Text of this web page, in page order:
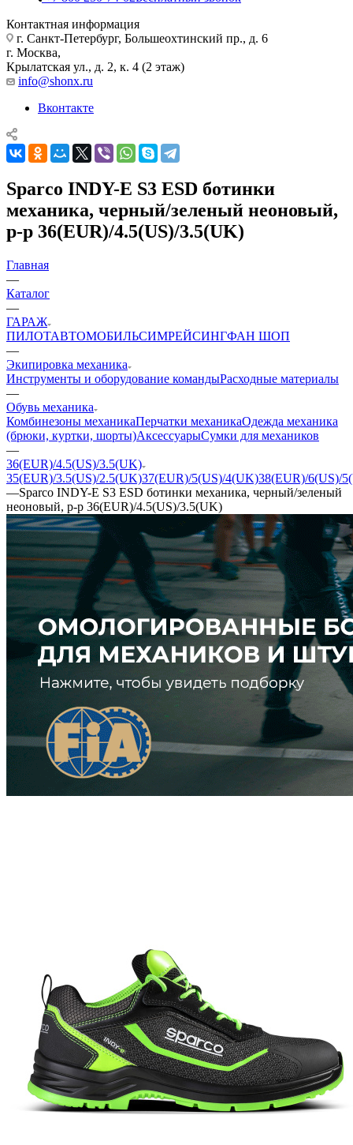
Контактная информация
г. Санкт-Петербург, Большеохтинский пр., д. 6
г. Москва,
Крылатская ул., д. 2, к. 4 (2 этаж)
info@shonx.ru
Вконтакте
Sparco INDY-E S3 ESD ботинки
механика, черный/зеленый неоновый,
р-р 36(EUR)/4.5(US)/3.5(UK)
Главная
—
Каталог
—
ГАРАЖ
ПИЛОТАВТОМОБИЛЬСИМРЕЙСИНГФАН ШОП
—
Экипировка механика
Инструменты и оборудование командыРасходные материалы
—
Обувь механика
Комбинезоны механикаПерчатки механикаОдежда механика
(брюки, куртки, шорты)АксессуарыСумки для механиков
—
36(EUR)/4.5(US)/3.5(UK)
35(EUR)/3.5(US)/2.5(UK)37(EUR)/5(US)/4(UK)38(EUR)/6(US)/
—Sparco INDY-E S3 ESD ботинки механика, черный/зеленый
неоновый, р-р 36(EUR)/4.5(US)/3.5(UK)